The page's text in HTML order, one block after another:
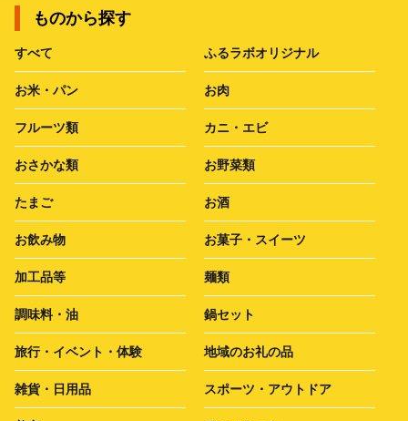
ものから探す
すべて ふるラボオリジナル
お米・パン お肉
フルーツ類 カニ・エビ
おさかな類 お野菜類
たまご お酒
お飲み物 お菓子・スイーツ
加工品等 麺類
調味料・油 鍋セット
旅行・イベント・体験 地域のお礼の品
雑貨・日用品 スポーツ・アウトドア